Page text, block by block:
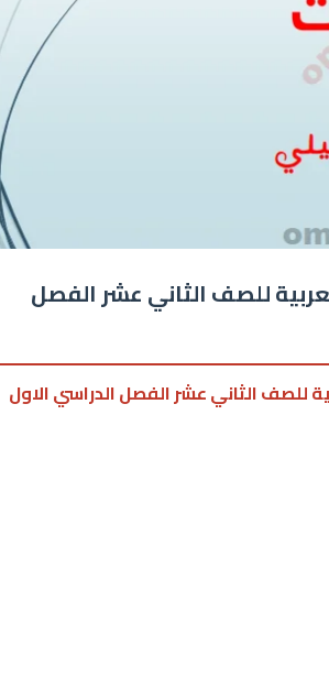
للصف الثاني عشر الفصل
للصف الثاني عشر الفصل الدراسي الاول